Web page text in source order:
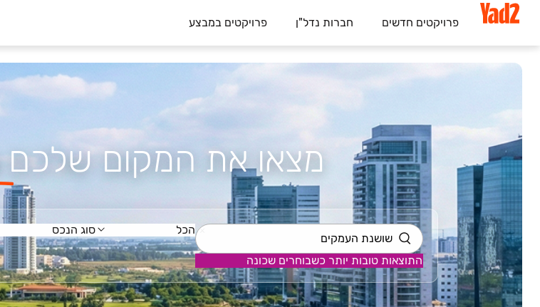
פרויקטים חדשים חברות נדל"ן פרויקטים במבצע
מצאו את המקום שלכם
התוצאות טובות יותר כשבוחרים שכונה
הכל סוג הנכס